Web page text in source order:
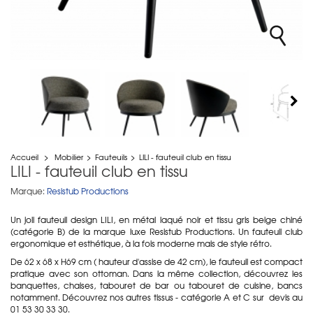
Accueil > Mobilier > Fauteuils > LILI - fauteuil club en tissu
LILI - fauteuil club en tissu
Marque: Resistub Productions
Un joli fauteuil design LILI, en métal laqué noir et tissu gris beige chiné
(catégorie B) de la marque luxe Resistub Productions. Un fauteuil club
ergonomique et esthétique, à la fois moderne mais de style rétro.
De 62 x 68 x H69 cm ( hauteur d'assise de 42 cm), le fauteuil est compact
pratique avec son ottoman. Dans la même collection, découvrez les
banquettes, chaises, tabouret de bar ou tabouret de cuisine, bancs
notamment. Découvrez nos autres tissus - catégorie A et C sur devis au
01 53 30 33 30.